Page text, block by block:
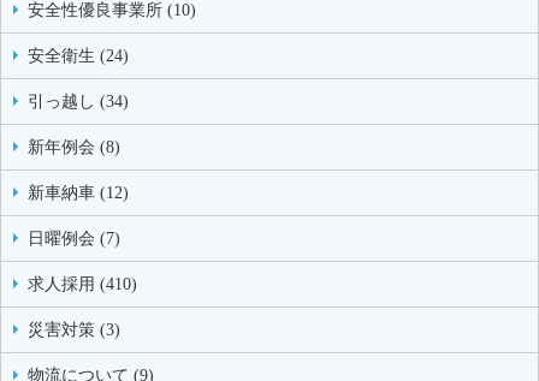
安全性優良事業所 (10)
安全衛生 (24)
引っ越し (34)
新年例会 (8)
新車納車 (12)
日曜例会 (7)
求人採用 (410)
災害対策 (3)
物流について (9)